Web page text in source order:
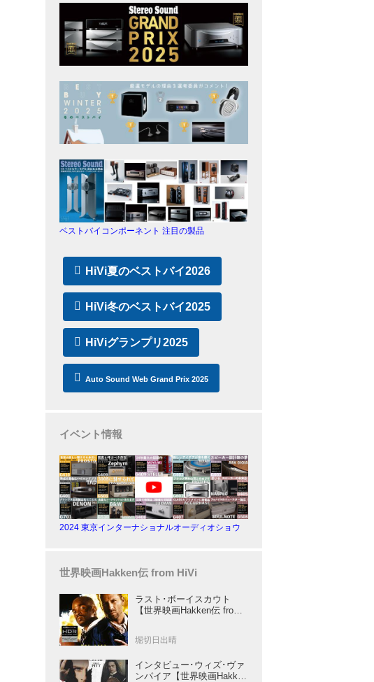
ベストバイコンポーネント 注目の製品
HiVi夏のベストバイ2026
HiVi冬のベストバイ2025
HiViグランプリ2025
Auto Sound Web Grand Prix 2025
イベント情報
2024 東京インターナショナルオーディオショウ
世界映画Hakken伝 from HiVi
ラスト･ボーイスカウト
【世界映画Hakken伝 from
が放つ負け犬アクションの
堀切日出晴
インタビュー･ウィズ･ヴァ
ンパイア【世界映画Hakken